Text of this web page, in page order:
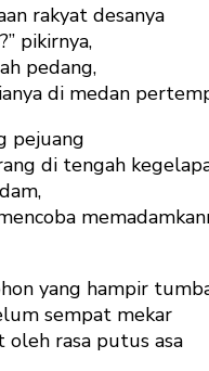
rakyat desanya
pikirnya,
pedang,
di medan
pejuang
di tengah
yang hampir
sempat mekar
oleh rasa putus asa